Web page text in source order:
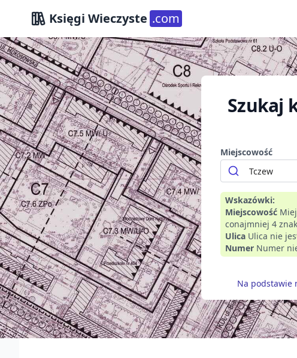
Księgi Wieczyste .com
Szukaj
Miejscowość
Wskazówki:
Miejscowość
conajmniej 4
Ulica Ulica nie
Numer Numer
Na podstawie